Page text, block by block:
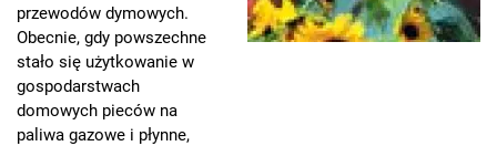
przewodów dymowych.
Obecnie, gdy powszechne
stało się użytkowanie w
gospodarstwach
domowych pieców na
paliwa gazowe i płynne,